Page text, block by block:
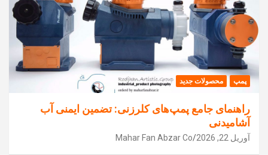
پمپ محصولات جدید
راهنمای جامع پمپ‌های کلرزنی: تضمین ایمنی آب
آشامیدنی
آوریل 22, 2026 Mahar Fan Abzar Co